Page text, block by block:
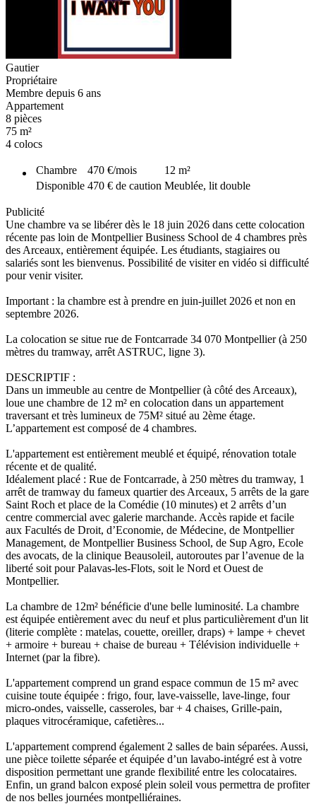
Gautier
Propriétaire
Membre depuis 6 ans
Appartement
8 pièces
75 m²
4 colocs
Chambre 470 €/mois 12 m²
Disponible 470 € de caution Meublée, lit double
Publicité
Une chambre va se libérer dès le 18 juin 2026 dans cette colocation
récente pas loin de Montpellier Business School de 4 chambres près
des Arceaux, entièrement équipée. Les étudiants, stagiaires ou
salariés sont les bienvenus. Possibilité de visiter en vidéo si difficulté
pour venir visiter.
Important : la chambre est à prendre en juin-juillet 2026 et non en
septembre 2026.
La colocation se situe rue de Fontcarrade 34 070 Montpellier (à 250
mètres du tramway, arrêt ASTRUC, ligne 3).
DESCRIPTIF :
Dans un immeuble au centre de Montpellier (à côté des Arceaux),
loue une chambre de 12 m² en colocation dans un appartement
traversant et très lumineux de 75M² situé au 2ème étage.
L’appartement est composé de 4 chambres.
L'appartement est entièrement meublé et équipé, rénovation totale
récente et de qualité.
Idéalement placé : Rue de Fontcarrade, à 250 mètres du tramway, 1
arrêt de tramway du fameux quartier des Arceaux, 5 arrêts de la gare
Saint Roch et place de la Comédie (10 minutes) et 2 arrêts d’un
centre commercial avec galerie marchande. Accès rapide et facile
aux Facultés de Droit, d’Economie, de Médecine, de Montpellier
Management, de Montpellier Business School, de Sup Agro, Ecole
des avocats, de la clinique Beausoleil, autoroutes par l’avenue de la
liberté soit pour Palavas-les-Flots, soit le Nord et Ouest de
Montpellier.
La chambre de 12m² bénéficie d'une belle luminosité. La chambre
est équipée entièrement avec du neuf et plus particulièrement d'un lit
(literie complète : matelas, couette, oreiller, draps) + lampe + chevet
+ armoire + bureau + chaise de bureau + Télévision individuelle +
Internet (par la fibre).
L'appartement comprend un grand espace commun de 15 m² avec
cuisine toute équipée : frigo, four, lave-vaisselle, lave-linge, four
micro-ondes, vaisselle, casseroles, bar + 4 chaises, Grille-pain,
plaques vitrocéramique, cafetières...
L'appartement comprend également 2 salles de bain séparées. Aussi,
une pièce toilette séparée et équipée d’un lavabo-intégré est à votre
disposition permettant une grande flexibilité entre les colocataires.
Enfin, un grand balcon exposé plein soleil vous permettra de profiter
de nos belles journées montpelliéraines.